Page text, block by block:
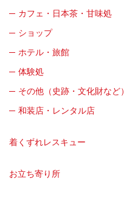
カフェ・日本茶・甘味処
ショップ
ホテル・旅館
体験処
その他（史跡・文化財など）
和装店・レンタル店
着くずれレスキュー
お立ち寄り所